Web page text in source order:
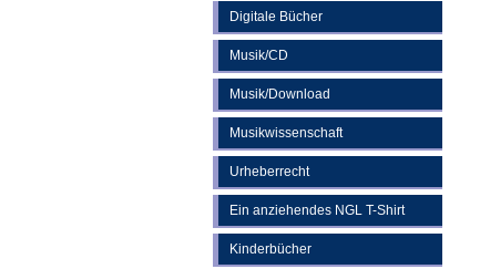
Digitale Bücher
Musik/CD
Musik/Download
Musikwissenschaft
Urheberrecht
Ein anziehendes NGL T-Shirt
Kinderbücher